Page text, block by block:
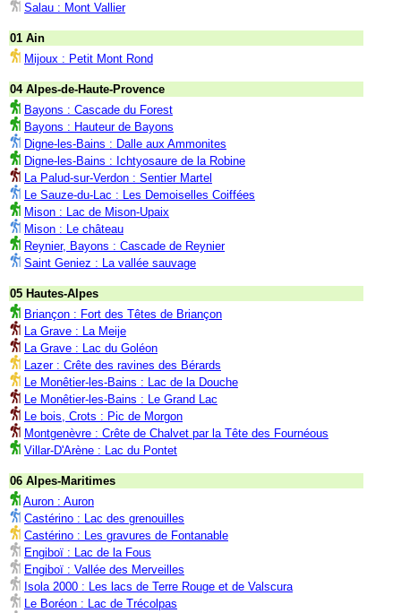
Salau : Mont Vallier
01 Ain
Mijoux : Petit Mont Rond
04 Alpes-de-Haute-Provence
Bayons : Cascade du Forest
Bayons : Hauteur de Bayons
Digne-les-Bains : Dalle aux Ammonites
Digne-les-Bains : Ichtyosaure de la Robine
La Palud-sur-Verdon : Sentier Martel
Le Sauze-du-Lac : Les Demoiselles Coiffées
Mison : Lac de Mison-Upaix
Mison : Le château
Reynier, Bayons : Cascade de Reynier
Saint Geniez : La vallée sauvage
05 Hautes-Alpes
Briançon : Fort des Têtes de Briançon
La Grave : La Meije
La Grave : Lac du Goléon
Lazer : Crête des ravines des Bérards
Le Monêtier-les-Bains : Lac de la Douche
Le Monêtier-les-Bains : Le Grand Lac
Le bois, Crots : Pic de Morgon
Montgenèvre : Crête de Chalvet par la Tête des Fournéous
Villar-D'Arène : Lac du Pontet
06 Alpes-Maritimes
Auron : Auron
Castérino : Lac des grenouilles
Castérino : Les gravures de Fontanable
Engiboï : Lac de la Fous
Engiboï : Vallée des Merveilles
Isola 2000 : Les lacs de Terre Rouge et de Valscura
Le Boréon : Lac de Trécolpas